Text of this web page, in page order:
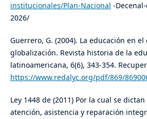
institucionales/Plan-Nacional -
2026/
Guerrero, G. (2004). La educación en
globalización. Revista historia de la
latinoamericana, 6(6), 343-354.
https://www.redalyc.org/pdf/869/
Ley 1448 de (2011) Por la cual se
atención, asistencia y reparación